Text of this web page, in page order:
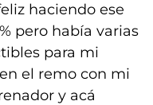
haciendo ese
pero había varias
para mi
el remo con mi
y acá